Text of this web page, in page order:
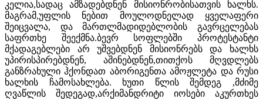
კელია,სადაც ამზადებდნენ მისიონრობისათვის ხალხს.
მაგრამ,უფლის ნებით მოულოდნელად ყველაფერი
შეიცვალა, და მართლმადიდებლობის გავრცელებას
საფრთხე შეექმნა.ბევრ სოფლებში პროტესტანტი
მქადაგებლები არ უშვებდნენ მისიონრებს და ხალხს
უპირისპირებდნენ, აშინებდნენ,თითქოს მღვდლებს
განზრახული ჰქონდათ აბორიგენთა ამოჟლეტა და რუსი
ხალხის ჩამოსახლება. ხუთი წლის შემდეგ ,მძიმე
ღვაწლის შედეგად,არქიმანდრიტი იოსები აკურთხეს